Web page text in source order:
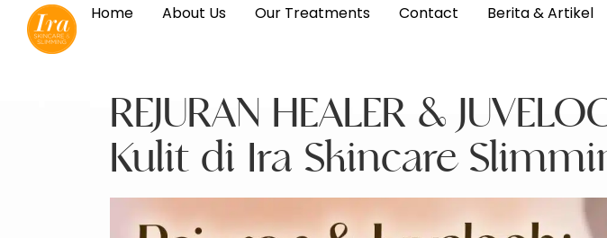
Home About Us Our Treatments Contact Berita & Artikel
REJURAN HEALER &
Kulit di Ira Skincare